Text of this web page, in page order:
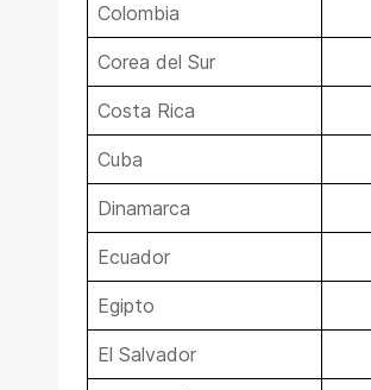
Colombia
Corea del Sur
Costa Rica
Cuba
Dinamarca
Ecuador
Egipto
El Salvador